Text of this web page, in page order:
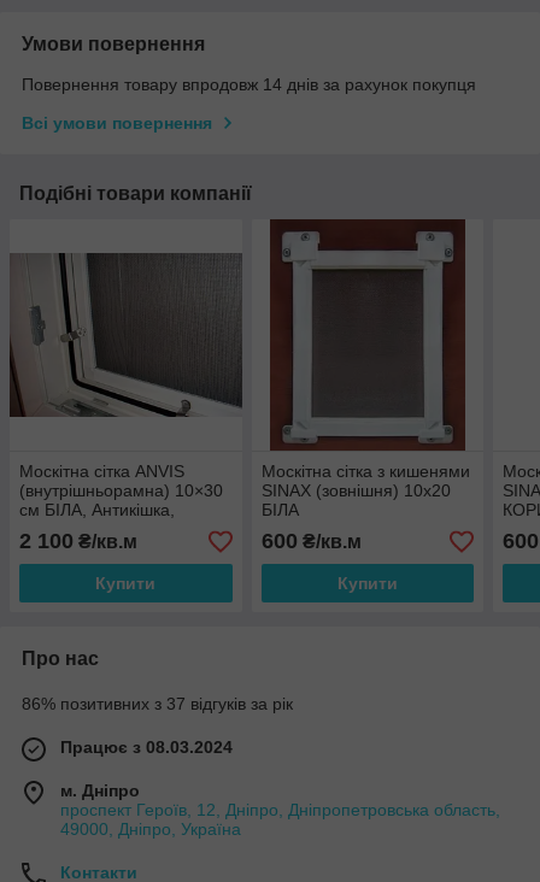
Умови повернення
Повернення товару впродовж 14 днів за рахунок покупця
Всі умови повернення
Подібні товари компанії
Москітна сітка ANVIS
(внутрішньорамна) 10×30
см БІЛА, Антикішка,
полотно з нержавіючої
сталі
2 100 ₴/кв.м
Купити
Москітна сітка з кишенями
SINAX (зовнішня) 10х20
БІЛА
600 ₴/кв.м
Купити
600
Про нас
86% позитивних з 37 відгуків за рік
Працює з 08.03.2024
м. Дніпро
проспект Героїв, 12, Дніпро, Дніпропетровська область,
49000, Дніпро, Україна
Контакти